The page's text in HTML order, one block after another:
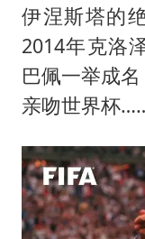
伊涅斯塔的
2014年克洛
巴佩一举成
亲吻世界杯